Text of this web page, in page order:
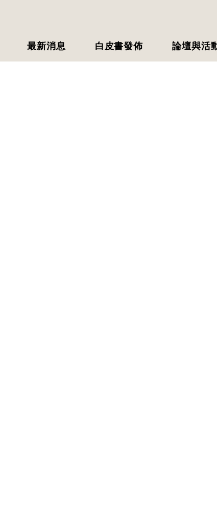
最新消息 白皮書發佈 論壇與活